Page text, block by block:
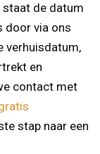
staat de datum
door via ons
verhuisdatum,
en
contact met
stap naar een